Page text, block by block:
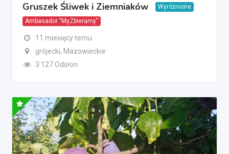
Gruszek Śliwek i Ziemniaków
Wyróżnione
Ambasador "MyZbieramy"
11 miesięcy temu
grójecki, Mazowieckie
3 127 Odsłon